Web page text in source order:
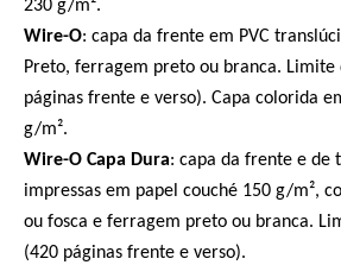
230 g/m².
Wire-O: capa da frente em PVC
Preto, ferragem preto ou branca. Limite
páginas frente e verso). Capa colorida
g/m².
Wire-O Capa Dura: capa da frente e de
impressas em papel couché 150 g/m²,
ou fosca e ferragem preto ou branca.
(420 páginas frente e verso).